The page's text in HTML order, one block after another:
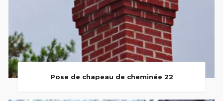
Pose de chapeau de cheminée 22